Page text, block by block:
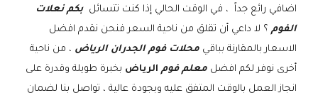
اضافي رائع جداً ، في الوقت الحالي إذا كنت تتسائلبكم نعلات
الفوم ؟ لا داعي أن تقلق من ناحية السعر فنحن نقدم افضل
الاسعار بالمقارنة بباقي محلات فوم الجدران الرياض ، من ناحية
أخرى نوفر لكم افضل معلم فوم الرياض بخبرة طويلة وقدرة على
انجاز العمل بالوقت المتفق عليه وبجودة عالية ، تواصل بنا لضمان